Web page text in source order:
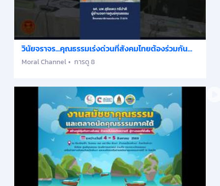
วินัยจราจร...คุณธรรมเร่งด่วนที่สังคมไทยต้องร่วมกัน
แก้ไข
Moral Channel การดู 8